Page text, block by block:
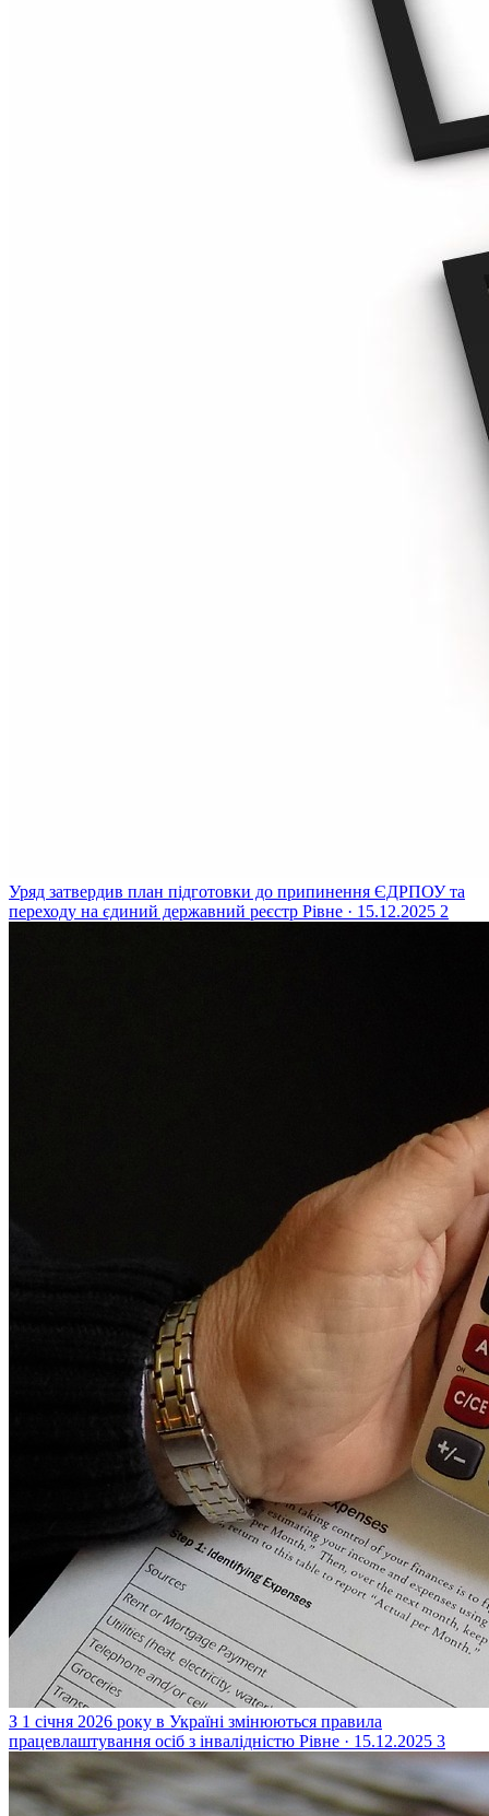
Уряд затвердив план підготовки до припинення ЄДРПОУ та
переходу на єдиний державний реєстр Рівне · 15.12.2025 2
З 1 січня 2026 року в Україні змінюються правила
працевлаштування осіб з інвалідністю Рівне · 15.12.2025 3